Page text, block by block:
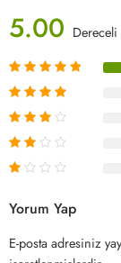
5.00 Dereceli
Yorum Yap
E-posta adresiniz